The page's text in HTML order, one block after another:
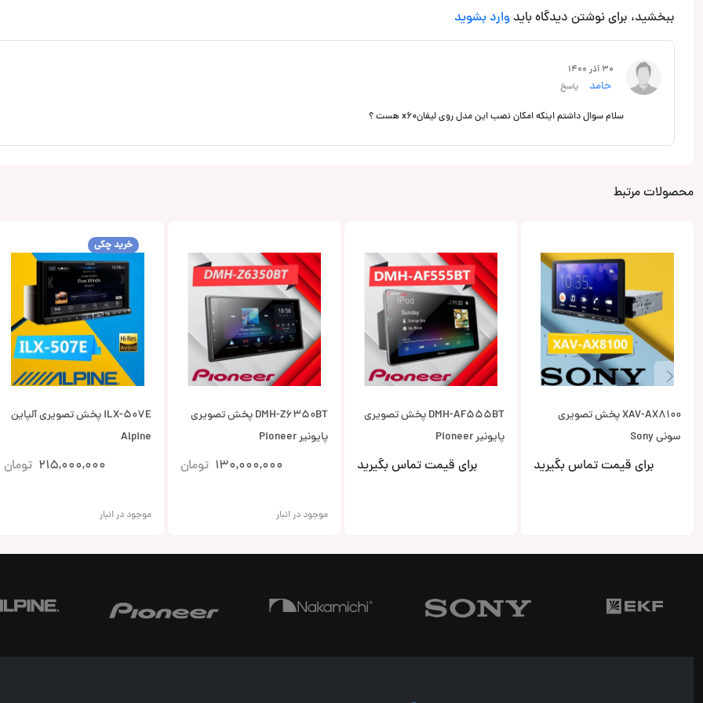
ببخشید، برای نوشتن دیدگاه باید وارد بشوید
30 آذر 1400
حامد پاسخ
سلام سوال داشتم اینکه امکان نصب این مدل روی لیفانx60 هست ؟
محصولات مرتبط
XAV-AX8100 پخش تصویری
سونی Sony
برای قیمت تماس بگیرید
DMH-AF555BT پخش تصویری
پایونیر Pioneer
برای قیمت تماس بگیرید
DMH-Z6350BT پخش تصویری
پایونیر Pioneer
130,000,000 تومان
موجود در انبار
خرید چکی
iLX-507E پخش تصویری آلپاین
Alpine
215,000,000 تومان
موجود در انبار